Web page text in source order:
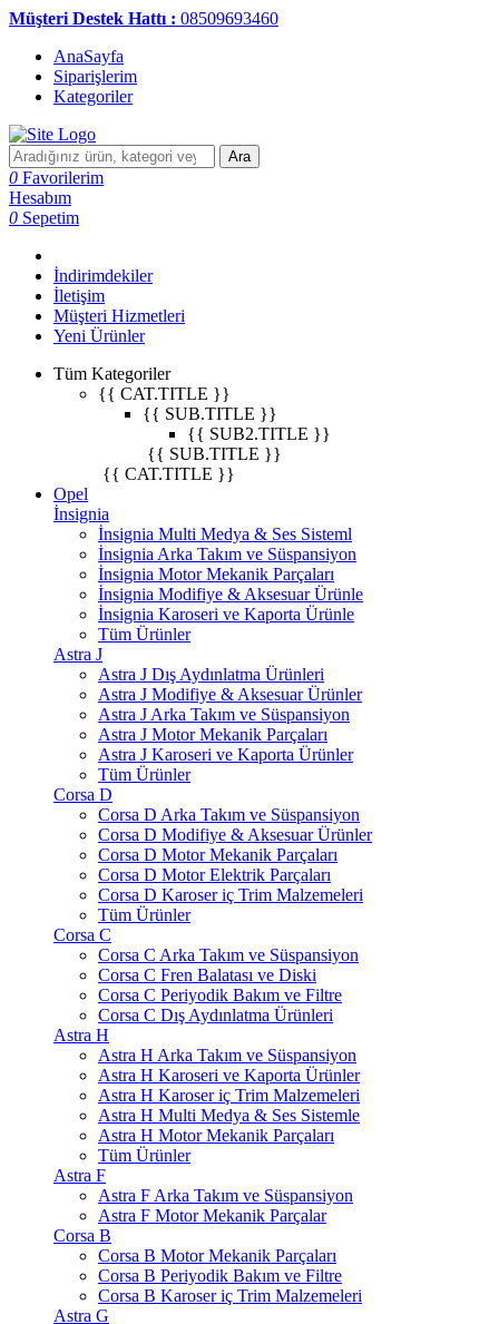
Müşteri Destek Hattı : 08509693460
AnaSayfa
Siparişlerim
Kategoriler
Ara
0 Favorilerim
Hesabım
0 Sepetim
İndirimdekiler
İletişim
Müşteri Hizmetleri
Yeni Ürünler
Tüm Kategoriler
{{ CAT.TITLE }}
{{ SUB.TITLE }}
{{ SUB2.TITLE }}
{{ SUB.TITLE }}
{{ CAT.TITLE }}
Opel
İnsignia
İnsignia Multi Medya & Ses Sisteml
İnsignia Arka Takım ve Süspansiyon
İnsignia Motor Mekanik Parçaları
İnsignia Modifiye & Aksesuar Ürünle
İnsignia Karoseri ve Kaporta Ürünle
Tüm Ürünler
Astra J
Astra J Dış Aydınlatma Ürünleri
Astra J Modifiye & Aksesuar Ürünler
Astra J Arka Takım ve Süspansiyon
Astra J Motor Mekanik Parçaları
Astra J Karoseri ve Kaporta Ürünler
Tüm Ürünler
Corsa D
Corsa D Arka Takım ve Süspansiyon
Corsa D Modifiye & Aksesuar Ürünler
Corsa D Motor Mekanik Parçaları
Corsa D Motor Elektrik Parçaları
Corsa D Karoser iç Trim Malzemeleri
Tüm Ürünler
Corsa C
Corsa C Arka Takım ve Süspansiyon
Corsa C Fren Balatası ve Diski
Corsa C Periyodik Bakım ve Filtre
Corsa C Dış Aydınlatma Ürünleri
Astra H
Astra H Arka Takım ve Süspansiyon
Astra H Karoseri ve Kaporta Ürünler
Astra H Karoser iç Trim Malzemeleri
Astra H Multi Medya & Ses Sistemle
Astra H Motor Mekanik Parçaları
Tüm Ürünler
Astra F
Astra F Arka Takım ve Süspansiyon
Astra F Motor Mekanik Parçalar
Corsa B
Corsa B Motor Mekanik Parçaları
Corsa B Periyodik Bakım ve Filtre
Corsa B Karoser iç Trim Malzemeleri
Astra G